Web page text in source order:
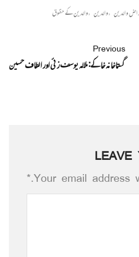
والدین ,والدین ,والدین کے حقوق
Previous
گستاخانہ خاکے: ملالہ یوسف زئی اور الطاف حسین
LEAVE
Your email address